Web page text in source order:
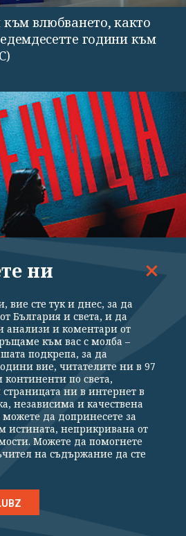
към влюбването, както
години към
решенията, които си
който ти е даден…"
ИКОНОМИКА СВЕТЪТ
МНЕНИЯ
ни
вие сте тук и днес, за да
България и света, и да
анализи и коментари от
към вас с молба –
подкрепа, за да
вие, читателите ни в 97
по света,
страницата ни в интернет в
независима и качествена
да допринесете за
истината, неприкривана от
Можете да помогнете
на съдържание да сте